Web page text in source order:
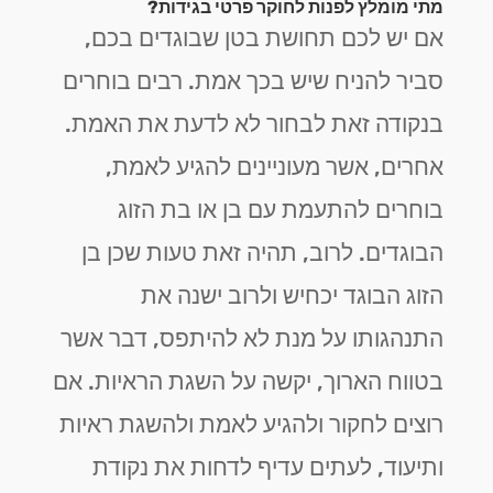
מתי מומלץ לפנות לחוקר פרטי בגידות?
אם יש לכם תחושת בטן שבוגדים בכם,
סביר להניח שיש בכך אמת. רבים בוחרים
בנקודה זאת לבחור לא לדעת את האמת.
אחרים, אשר מעוניינים להגיע לאמת,
בוחרים להתעמת עם בן או בת הזוג
הבוגדים. לרוב, תהיה זאת טעות שכן בן
הזוג הבוגד יכחיש ולרוב ישנה את
התנהגותו על מנת לא להיתפס, דבר אשר
בטווח הארוך, יקשה על השגת הראיות. אם
רוצים לחקור ולהגיע לאמת ולהשגת ראיות
ותיעוד, לעתים עדיף לדחות את נקודת